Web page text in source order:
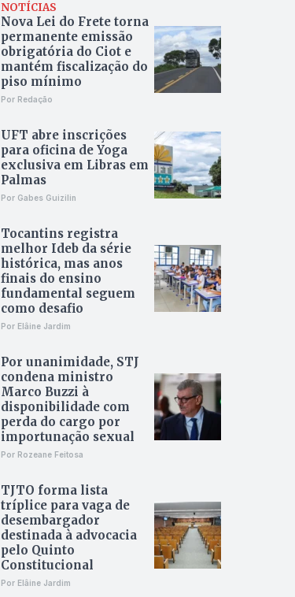
NOTÍCIAS
Nova Lei do Frete torna
permanente emissão
obrigatória do Ciot e
mantém fiscalização do
piso mínimo
Por Redação
UFT abre inscrições
para oficina de Yoga
exclusiva em Libras em
Palmas
Por Gabes Guizilin
Tocantins registra
melhor Ideb da série
histórica, mas anos
finais do ensino
fundamental seguem
como desafio
Por Elâine Jardim
Por unanimidade, STJ
condena ministro
Marco Buzzi à
disponibilidade com
perda do cargo por
importunação sexual
Por Rozeane Feitosa
TJTO forma lista
tríplice para vaga de
desembargador
destinada à advocacia
pelo Quinto
Constitucional
Por Elâine Jardim